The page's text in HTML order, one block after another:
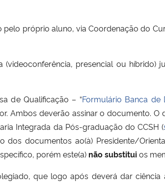
próprio aluno, via Coordenação do
presencial ou híbrido)
de Qualificação – “Formulário Banca de
Ambos deverão assinar o documento.
Integrada da Pós-graduação do CCSH (
documentos ao(à) Presidente/
porém este(a) não substituios
que logo após deverá dar ciência